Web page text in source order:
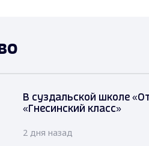
В суздальской школе
«Гнесинский класс»
2 дня назад